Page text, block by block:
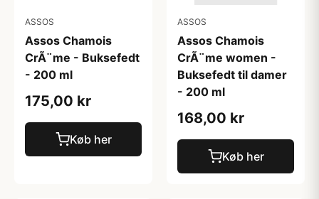
ASSOS
Assos Chamois
CrÃ¨me - Buksefedt
- 200 ml
175,00 kr
Køb her
ASSOS
Assos Chamois
CrÃ¨me women -
Buksefedt til damer
- 200 ml
168,00 kr
Køb her